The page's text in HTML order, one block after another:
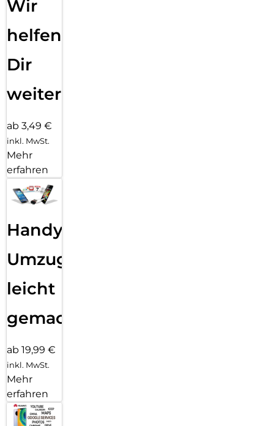
Wir
helfen
Dir
weiter
ab 3,49 €
inkl. MwSt.
Mehr
erfahren
Handy
Umzug
leicht
gemacht!
ab 19,99 €
inkl. MwSt.
Mehr
erfahren